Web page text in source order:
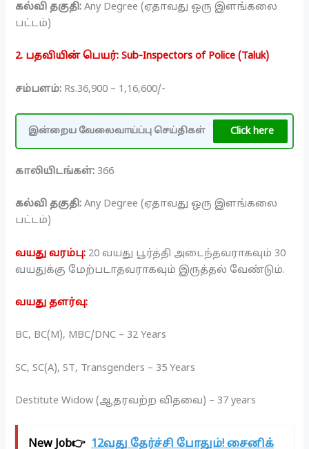
கல்வி தகுதி: Any Degree (ஏதாவது ஒரு இளங்கலை
பட்டம்)
2. பதவியின் பெயர்: Sub-Inspectors of Police (Taluk)
சம்பளம்: Rs.36,900 – 1,16,600/-
இன்றைய வேலைவாய்ப்பு செய்திகள் Click here
காலியிடங்கள்: 366
கல்வி தகுதி: Any Degree (ஏதாவது ஒரு இளங்கலை
பட்டம்)
வயதுவரம்பு: 20 வயது பூர்த்தி அடைந்தவராகவும் 30
வயதுக்கு மேற்படாதவராகவும் இருத்தல் வேண்டும்.
வயது தளர்வு:
BC, BC(M), MBC/DNC – 32 Years
SC, SC(A), ST, Transgenders – 35 Years
Destitute Widow (ஆதரவற்ற விதவை) – 37 years
New Job👉 12வது தேர்ச்சி போதும்! சைனிக்